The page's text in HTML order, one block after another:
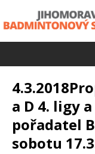
a D 4. ligy
pořadatel
sobotu